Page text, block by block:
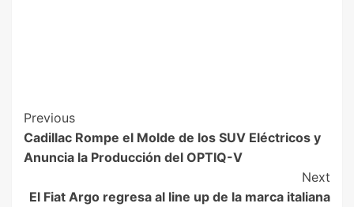
Previous
Cadillac Rompe el Molde de los SUV Eléctricos y
Anuncia la Producción del OPTIQ-V
Next
El Fiat Argo regresa al line up de la marca italiana